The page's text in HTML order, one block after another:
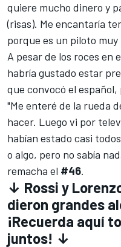
quiere mucho dinero y
(risas). Me encantaría
porque es un piloto
A pesar de los roces en
habría gustado estar
que convocó el español,
"Me enteré de la rueda
hacer. Luego vi por
habían estado casi
o algo, pero no sabía
remacha el #46.
↓ Rossi y
dieron grandes
¡Recuerda aquí
juntos! ↓